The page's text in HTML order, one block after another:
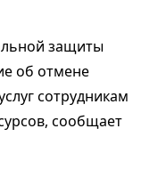
защиты
об отмене
сотрудникам
сообщает